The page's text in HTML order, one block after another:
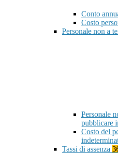
Conto
Costo
Personale non a
Personale
pubblicare
Costo del
Tassi di assenza